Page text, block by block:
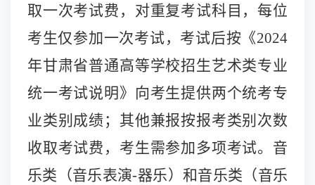
取一次考试费，对重复考试科目，每位
考生仅参加一次考试，考试后按《2024
年甘肃省普通高等学校招生艺术类专业
统一考试说明 》向考生提供两个统考专
业类别成绩；其他兼报按报考类别次数
收取考试费，考生需参加多项考试。音
乐类（音乐表演-器乐）和音乐类（音乐